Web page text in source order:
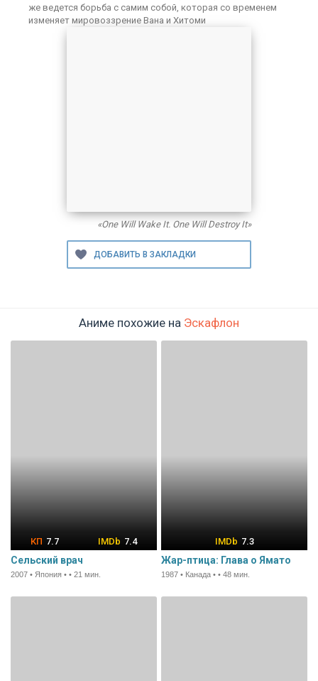
же ведется борьба с самим собой, которая со временем
изменяет мировоззрение Вана и Хитоми
«One Will Wake It. One Will Destroy It»
Аниме похожие на Эскафлон
7.7 7.4
Сельский врач
2007 • Япония • • 21 мин.
7.3
Жар-птица: Глава о Ямато
1987 • Канада • • 48 мин.